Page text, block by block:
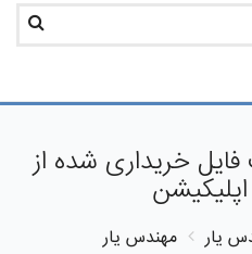
خریداری شده از
یار
مهندس یار